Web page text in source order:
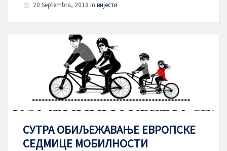
20 Septembra, 2018 in вијести
СУТРА ОБИЉЕЖАВАЊЕ ЕВРОПСКЕ
СЕДМИЦЕ МОБИЛНОСТИ